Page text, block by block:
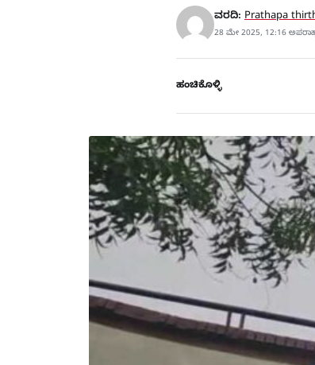
ವರದಿ: Prathapa
28 ಮೇ 2025, 12:16
ಹಂಚಿಕೊಳ್ಳಿ